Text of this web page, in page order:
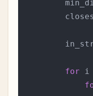
for i